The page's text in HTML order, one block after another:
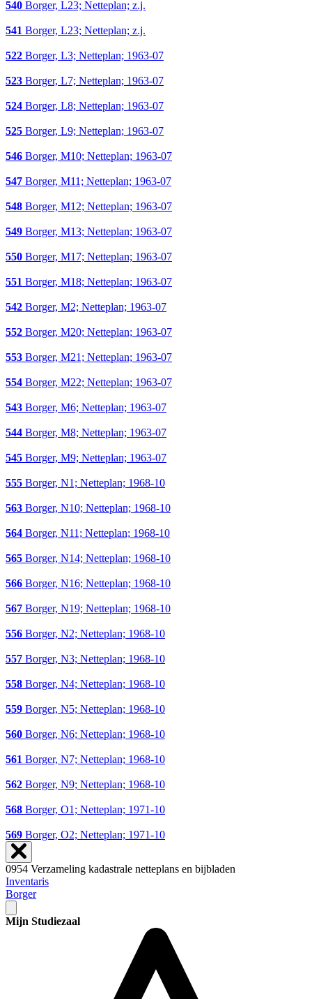
540 Borger, L23; Netteplan; z.j.
541 Borger, L23; Netteplan; z.j.
522 Borger, L3; Netteplan; 1963-07
523 Borger, L7; Netteplan; 1963-07
524 Borger, L8; Netteplan; 1963-07
525 Borger, L9; Netteplan; 1963-07
546 Borger, M10; Netteplan; 1963-07
547 Borger, M11; Netteplan; 1963-07
548 Borger, M12; Netteplan; 1963-07
549 Borger, M13; Netteplan; 1963-07
550 Borger, M17; Netteplan; 1963-07
551 Borger, M18; Netteplan; 1963-07
542 Borger, M2; Netteplan; 1963-07
552 Borger, M20; Netteplan; 1963-07
553 Borger, M21; Netteplan; 1963-07
554 Borger, M22; Netteplan; 1963-07
543 Borger, M6; Netteplan; 1963-07
544 Borger, M8; Netteplan; 1963-07
545 Borger, M9; Netteplan; 1963-07
555 Borger, N1; Netteplan; 1968-10
563 Borger, N10; Netteplan; 1968-10
564 Borger, N11; Netteplan; 1968-10
565 Borger, N14; Netteplan; 1968-10
566 Borger, N16; Netteplan; 1968-10
567 Borger, N19; Netteplan; 1968-10
556 Borger, N2; Netteplan; 1968-10
557 Borger, N3; Netteplan; 1968-10
558 Borger, N4; Netteplan; 1968-10
559 Borger, N5; Netteplan; 1968-10
560 Borger, N6; Netteplan; 1968-10
561 Borger, N7; Netteplan; 1968-10
562 Borger, N9; Netteplan; 1968-10
568 Borger, O1; Netteplan; 1971-10
569 Borger, O2; Netteplan; 1971-10
0954 Verzameling kadastrale netteplans en bijbladen
Inventaris
Borger
Mijn Studiezaal